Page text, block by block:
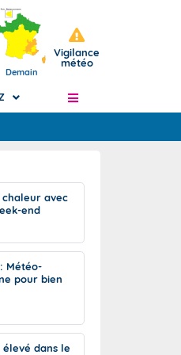
Demain
Vigilance
météo
de J+2 à J+7
à l'échelle
risque
avec
end
Météo-
pour bien
dans le